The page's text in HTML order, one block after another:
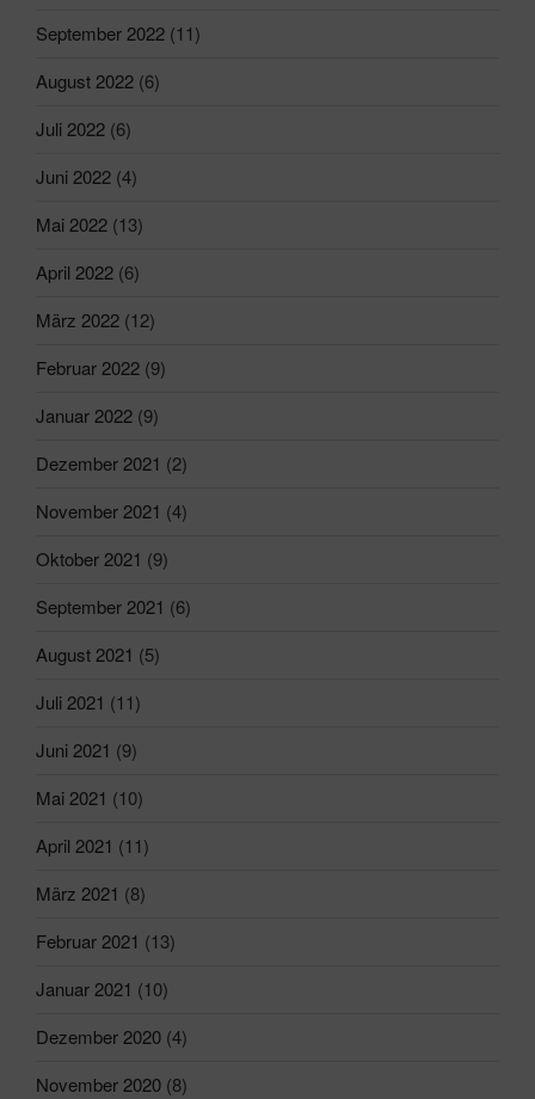
September 2022 (11)
August 2022 (6)
Juli 2022 (6)
Juni 2022 (4)
Mai 2022 (13)
April 2022 (6)
März 2022 (12)
Februar 2022 (9)
Januar 2022 (9)
Dezember 2021 (2)
November 2021 (4)
Oktober 2021 (9)
September 2021 (6)
August 2021 (5)
Juli 2021 (11)
Juni 2021 (9)
Mai 2021 (10)
April 2021 (11)
März 2021 (8)
Februar 2021 (13)
Januar 2021 (10)
Dezember 2020 (4)
November 2020 (8)